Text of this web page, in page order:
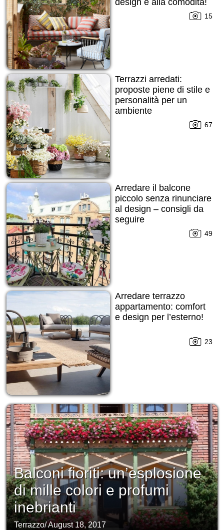
design e alla comodità!
15
Terrazzi arredati:
proposte piene di stile e
personalità per un
ambiente
67
Arredare il balcone
piccolo senza rinunciare
al design – consigli da
seguire
49
Arredare terrazzo
appartamento: comfort
e design per l’esterno!
23
Balconi fioriti: un’esplosione
di mille colori e profumi
inebrianti
Terrazzo/August 18, 2017